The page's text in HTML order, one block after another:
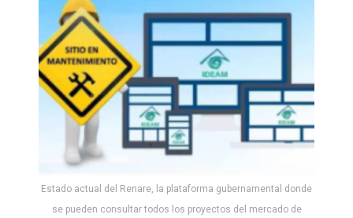
Estado actual del Renare, la plataforma gubernamental donde
se pueden consultar todos los proyectos del mercado de